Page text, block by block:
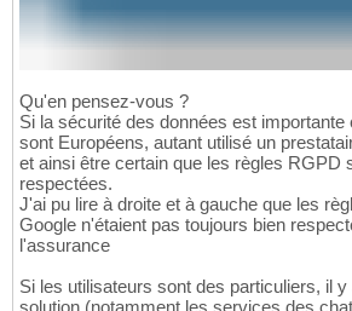
Qu'en pensez-vous ?
Si la sécurité des données est importante
sont Européens, autant utilisé un
et ainsi être certain que les règles RGPD
respectées.
J'ai pu lire à droite et à gauche que les
Google n'étaient pas toujours bien
l'assurance
Si les utilisateurs sont des particuliers, il